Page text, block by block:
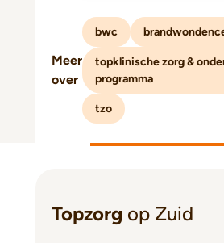
Meer
over
bwc
topklinische zorg &
programma
tzo
Topzorg op Zuid